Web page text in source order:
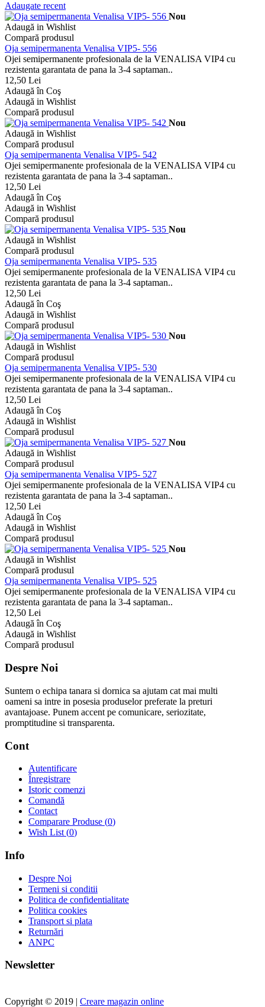
Adaugate recent
Nou
Adaugă in Wishlist
Compară produsul
Oja semipermanenta Venalisa VIP5- 556
Ojei semipermanente profesionala de la VENALISA VIP4 cu
rezistenta garantata de pana la 3-4 saptaman..
12,50 Lei
Adaugă în Coş
Adaugă in Wishlist
Compară produsul
Nou
Adaugă in Wishlist
Compară produsul
Oja semipermanenta Venalisa VIP5- 542
Ojei semipermanente profesionala de la VENALISA VIP4 cu
rezistenta garantata de pana la 3-4 saptaman..
12,50 Lei
Adaugă în Coş
Adaugă in Wishlist
Compară produsul
Nou
Adaugă in Wishlist
Compară produsul
Oja semipermanenta Venalisa VIP5- 535
Ojei semipermanente profesionala de la VENALISA VIP4 cu
rezistenta garantata de pana la 3-4 saptaman..
12,50 Lei
Adaugă în Coş
Adaugă in Wishlist
Compară produsul
Nou
Adaugă in Wishlist
Compară produsul
Oja semipermanenta Venalisa VIP5- 530
Ojei semipermanente profesionala de la VENALISA VIP4 cu
rezistenta garantata de pana la 3-4 saptaman..
12,50 Lei
Adaugă în Coş
Adaugă in Wishlist
Compară produsul
Nou
Adaugă in Wishlist
Compară produsul
Oja semipermanenta Venalisa VIP5- 527
Ojei semipermanente profesionala de la VENALISA VIP4 cu
rezistenta garantata de pana la 3-4 saptaman..
12,50 Lei
Adaugă în Coş
Adaugă in Wishlist
Compară produsul
Nou
Adaugă in Wishlist
Compară produsul
Oja semipermanenta Venalisa VIP5- 525
Ojei semipermanente profesionala de la VENALISA VIP4 cu
rezistenta garantata de pana la 3-4 saptaman..
12,50 Lei
Adaugă în Coş
Adaugă in Wishlist
Compară produsul
Despre Noi
Suntem o echipa tanara si dornica sa ajutam cat mai multi
oameni sa intre in posesia produselor preferate la preturi
avantajoase. Punem accent pe comunicare, seriozitate,
promptitudine si transparenta.
Cont
Autentificare
Înregistrare
Istoric comenzi
Comandă
Contact
Comparare Produse (0)
Wish List (0)
Info
Despre Noi
Termeni si conditii
Politica de confidentialitate
Politica cookies
Transport si plata
Returnări
ANPC
Newsletter
Copyright © 2019 | Creare magazin online